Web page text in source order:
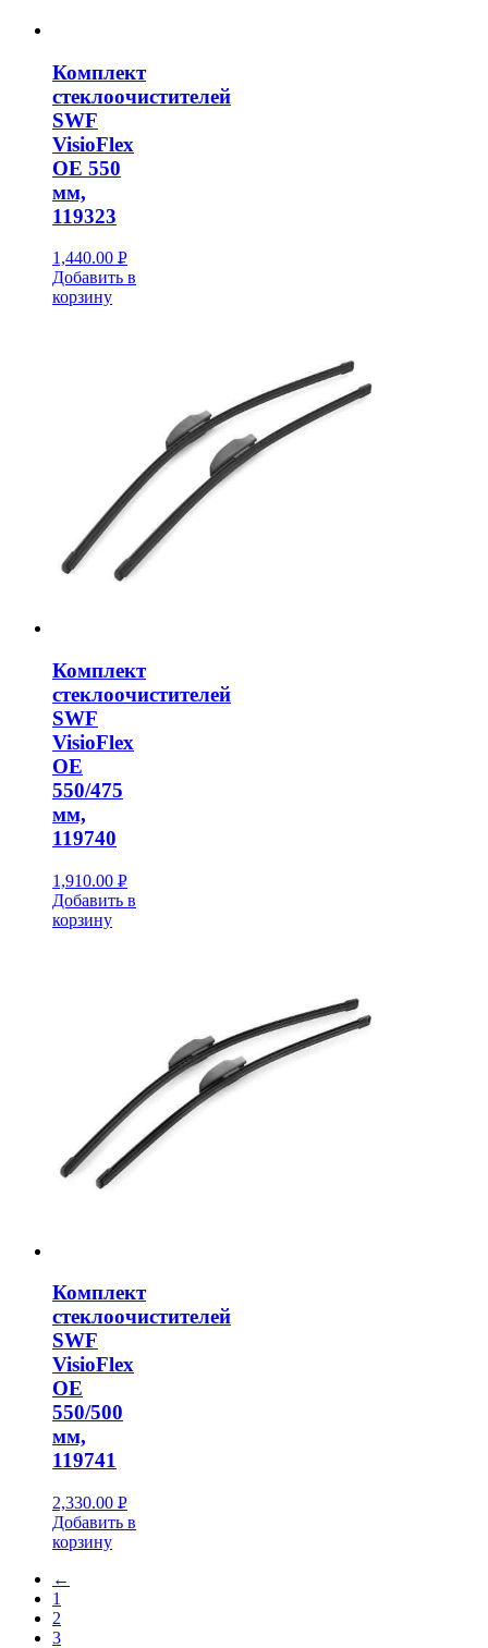
Комплект
стеклоочистителей
SWF
VisioFlex
OE 550
мм,
119323
1,440.00 Р
УБ.
Добавить в
корзину
Комплект
стеклоочистителей
SWF
VisioFlex
OE
550/475
мм,
119740
1,910.00 Р
УБ.
Добавить в
корзину
Комплект
стеклоочистителей
SWF
VisioFlex
OE
550/500
мм,
119741
2,330.00 Р
УБ.
Добавить в
корзину
←
1
2
3